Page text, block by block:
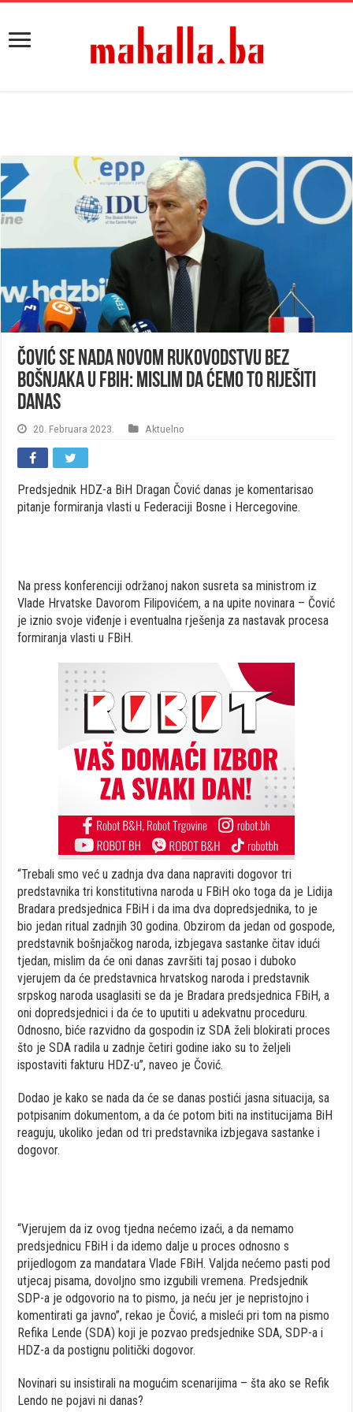
Čović se nada novom rukovodstvu bez
Bošnjaka u FBiH: Mislim da ćemo to riješiti
danas
20. Februara 2023. Aktuelno
Predsjednik HDZ-a BiH Dragan Čović danas je komentarisao
pitanje formiranja vlasti u Federaciji Bosne i Hercegovine.
Na press konferenciji održanoj nakon susreta sa ministrom iz
Vlade Hrvatske Davorom Filipovićem, a na upite novinara – Čović
je iznio svoje viđenje i eventualna rješenja za nastavak procesa
formiranja vlasti u FBiH.
“Trebali smo već u zadnja dva dana napraviti dogovor tri
predstavnika tri konstitutivna naroda u FBiH oko toga da je Lidija
Bradara predsjednica FBiH i da ima dva dopredsjednika, to je
bio jedan ritual zadnjih 30 godina. Obzirom da jedan od gospode,
predstavnik bošnjačkog naroda, izbjegava sastanke čitav idući
tjedan, mislim da će oni danas završiti taj posao i duboko
vjerujem da će predstavnica hrvatskog naroda i predstavnik
srpskog naroda usaglasiti se da je Bradara predsjednica FBiH, a
oni dopredsjednici i da će to uputiti u adekvatnu proceduru.
Odnosno, biće razvidno da gospodin iz SDA želi blokirati proces
što je SDA radila u zadnje četiri godine iako su to željeli
ispostaviti fakturu HDZ-u”, naveo je Čović.
Dodao je kako se nada da će se danas postići jasna situacija, sa
potpisanim dokumentom, a da će potom biti na institucijama BiH
reaguju, ukoliko jedan od tri predstavnika izbjegava sastanke i
dogovor.
“Vjerujem da iz ovog tjedna nećemo izaći, a da nemamo
predsjednicu FBiH i da idemo dalje u proces odnosno s
prijedlogom za mandatara Vlade FBiH. Valjda nećemo pasti pod
utjecaj pisama, dovoljno smo izgubili vremena. Predsjednik
SDP-a je odgovorio na to pismo, ja neću jer je nepristojno i
komentirati ga javno”, rekao je Čović, a misleći pri tom na pismo
Refika Lende (SDA) koji je pozvao predsjednike SDA, SDP-a i
HDZ-a da postignu politički dogovor.
Novinari su insistirali na mogućim scenarijima – šta ako se Refik
Lendo ne pojavi ni danas?